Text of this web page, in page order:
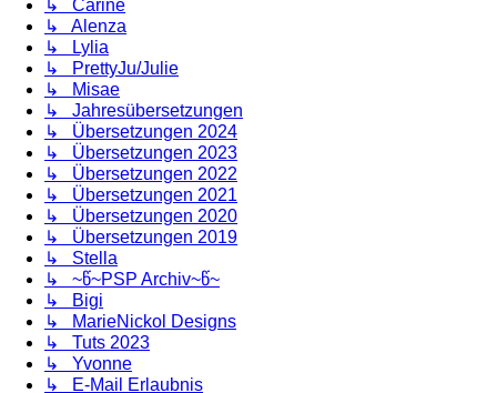
↳ Carine
↳ Alenza
↳ Lylia
↳ PrettyJu/Julie
↳ Misae
↳ Jahresübersetzungen
↳ Übersetzungen 2024
↳ Übersetzungen 2023
↳ Übersetzungen 2022
↳ Übersetzungen 2021
↳ Übersetzungen 2020
↳ Übersetzungen 2019
↳ Stella
↳ ~წ~PSP Archiv~წ~
↳ Bigi
↳ MarieNickol Designs
↳ Tuts 2023
↳ Yvonne
↳ E-Mail Erlaubnis